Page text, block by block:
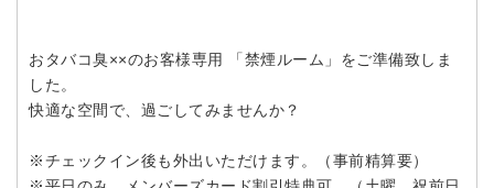
おタバコ臭××のお客様専用 「禁煙ルーム」をご準備致しま
した。
快適な空間で、過ごしてみませんか？
※チェックイン後も外出いただけます。（事前精算要）